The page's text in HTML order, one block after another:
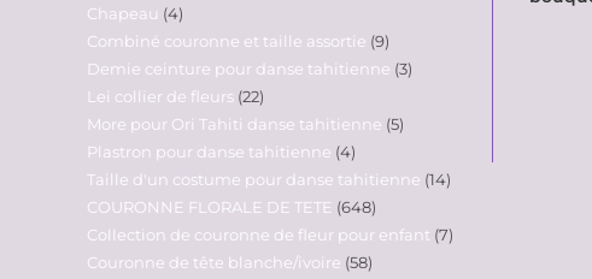
Chapeau 4
Combiné couronne et taille assortie 9
Demie ceinture pour danse tahitienne 3
Lei collier de fleurs 22
More pour Ori Tahiti danse tahitienne 5
Plastron pour danse tahitienne 4
Taille d'un costume pour danse tahitienne 14
COURONNE FLORALE DE TETE 648
Collection de couronne de fleur pour enfant 7
Couronne de tête blanche/ivoire 58